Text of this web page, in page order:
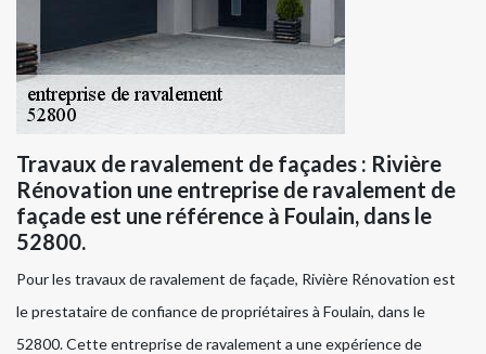
Travaux de ravalement de façades : Rivière
Rénovation une entreprise de ravalement de
façade est une référence à Foulain, dans le
52800.
Pour les travaux de ravalement de façade, Rivière Rénovation est
le prestataire de confiance de propriétaires à Foulain, dans le
52800. Cette entreprise de ravalement a une expérience de